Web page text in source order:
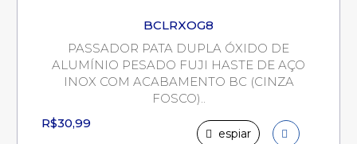
BCLRXOG8
PASSADOR PATA DUPLA ÓXIDO DE
ALUMÍNIO PESADO FUJI HASTE DE AÇO
INOX COM ACABAMENTO BC (CINZA
FOSCO)..
R$30,99
espiar